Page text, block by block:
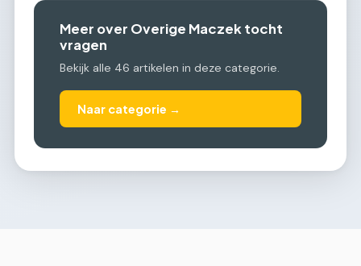
Meer over Overige Maczek tocht
vragen
Bekijk alle 46 artikelen in deze categorie.
Naar categorie →